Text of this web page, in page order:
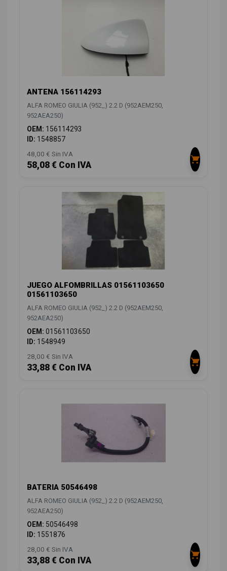
ANTENA 156114293
ALFA ROMEO GIULIA (952_) 2.2 D (952AEM250,
952AEA250)
OEM: 156114293
ID: 1548857
48,00 € Sin IVA
58,08 € Con IVA
JUEGO ALFOMBRILLAS 01561103650
01561103650
ALFA ROMEO GIULIA (952_) 2.2 D (952AEM250,
952AEA250)
OEM: 01561103650
ID: 1548949
28,00 € Sin IVA
33,88 € Con IVA
BATERIA 50546498
ALFA ROMEO GIULIA (952_) 2.2 D (952AEM250,
952AEA250)
OEM: 50546498
ID: 1551876
28,00 € Sin IVA
33,88 € Con IVA